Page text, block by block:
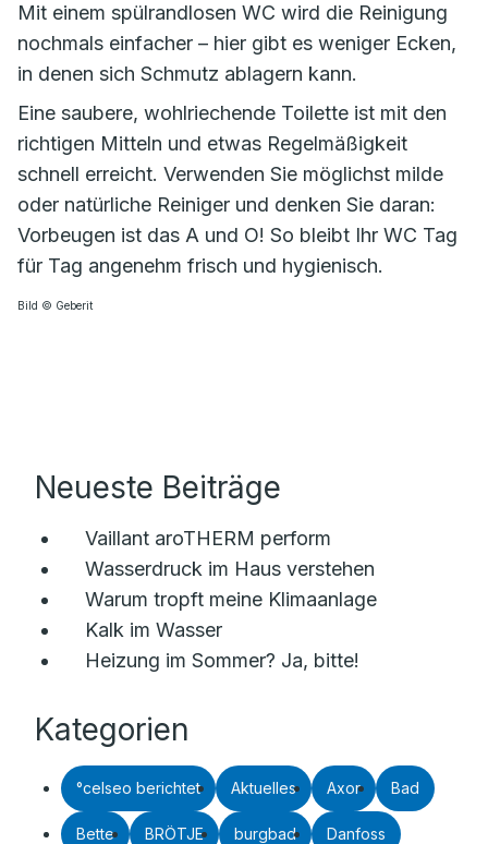
Mit einem spülrandlosen WC wird die Reinigung
nochmals einfacher – hier gibt es weniger Ecken,
in denen sich Schmutz ablagern kann.
Eine saubere, wohlriechende Toilette ist mit den
richtigen Mitteln und etwas Regelmäßigkeit
schnell erreicht. Verwenden Sie möglichst milde
oder natürliche Reiniger und denken Sie daran:
Vorbeugen ist das A und O! So bleibt Ihr WC Tag
für Tag angenehm frisch und hygienisch.
Bild © Geberit
Neueste Beiträge
Vaillant aroTHERM perform
Wasserdruck im Haus verstehen
Warum tropft meine Klimaanlage
Kalk im Wasser
Heizung im Sommer? Ja, bitte!
Kategorien
°celseo berichtet Aktuelles Axor Bad
Bette BRÖTJE burgbad Danfoss